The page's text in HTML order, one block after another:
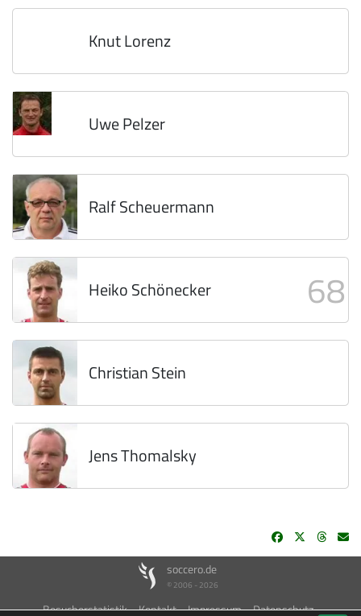
Knut Lorenz
Uwe Pelzer
Ralf Scheuermann
Heiko Schönecker 68
Christian Stein
Jens Thomalsky
soccero.de
© 2006 - 2026
Besucherstatistik Kontakt Impressum Datenschutz